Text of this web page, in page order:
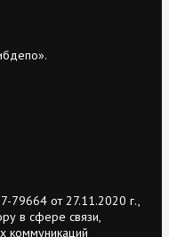
от 27.11.2020 г.,
в сфере связи,
коммуникаций